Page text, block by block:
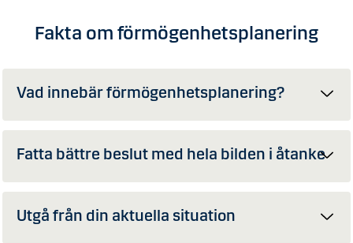
Fakta om förmögenhetsplanering
Vad innebär förmögenhetsplanering?
Fatta bättre beslut med hela bilden i åtanke
Utgå från din aktuella situation